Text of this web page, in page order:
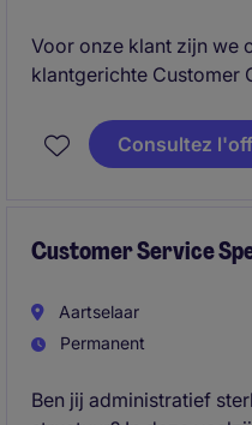
Voor onze klant zijn we
klantgerichte Customer
deze rol combineer je
nauwkeurigheid met
Consultez
Customer Service
Aartselaar
Permanent
Ben jij administratief